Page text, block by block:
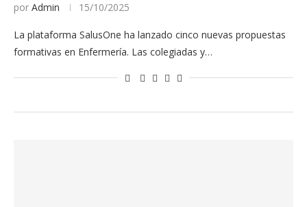
por Admin 15/10/2025
La plataforma SalusOne ha lanzado cinco nuevas propuestas
formativas en Enfermería. Las colegiadas y…